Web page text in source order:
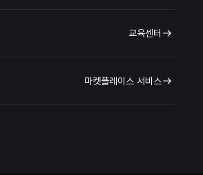
교육센터
마켓플레이스 서비스